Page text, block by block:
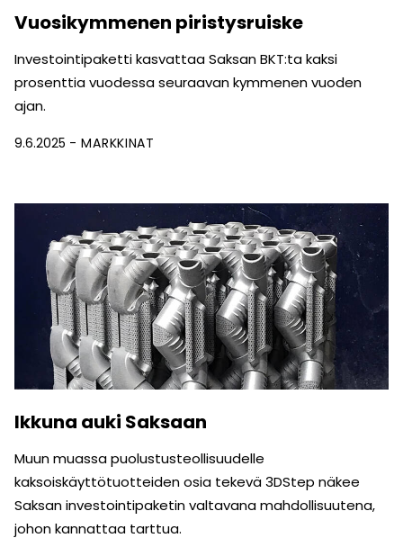
Vuosikymmenen piristysruiske
Investointipaketti kasvattaa Saksan BKT:ta kaksi
prosenttia vuodessa seuraavan kymmenen vuoden
ajan.
9.6.2025 MARKKINAT
Ikkuna auki Saksaan
Muun muassa puolustusteollisuudelle
kaksoiskäyttötuotteiden osia tekevä 3DStep näkee
Saksan investointipaketin valtavana mahdollisuutena,
johon kannattaa tarttua.